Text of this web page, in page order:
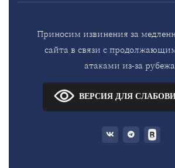
Приносим извинения за
сайта в связи с
атаками из-за
ВЕРСИЯ ДЛЯ